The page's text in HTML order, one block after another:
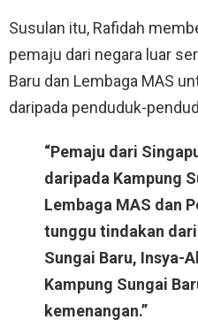
Susulan itu, Rafidah
pemaju dari negara luar
Baru dan Lembaga MAS
daripada penduduk-
“Pemaju dari
daripada Kampung
Lembaga MAS dan
tunggu tindakan
Sungai Baru, Insya-
Kampung Sungai
kemenangan.”